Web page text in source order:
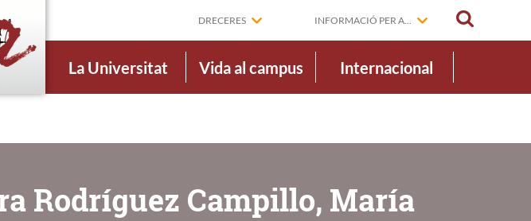
DRECERES INFORMACIÓ PER A...
La Universitat Vida al campus Internacional
Rodríguez Campillo, María